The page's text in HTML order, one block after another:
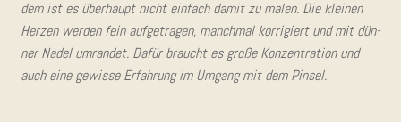
dem ist es über­haupt nicht ein­fach damit zu malen. Die klei­nen
Her­zen wer­den fein auf­ge­tra­gen, manch­mal kor­ri­giert und mit dün­
ner Nadel umran­det. Dafür braucht es gro­ße Kon­zen­tra­ti­on und
auch eine gewis­se Erfah­rung im Umgang mit dem Pinsel.